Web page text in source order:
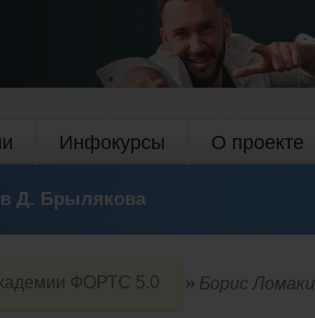
Инфокурсы О проекте
Д. Брылякова
ФОРТС 5.0 Борис